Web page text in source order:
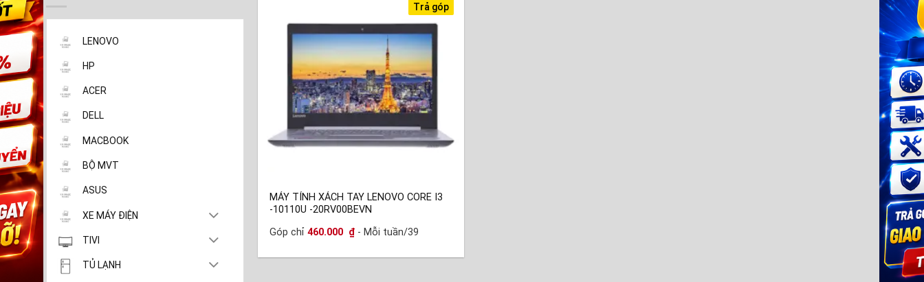
LENOVO
HP
ACER
DELL
MACBOOK
BỘ MVT
ASUS
XE MÁY ĐIỆN
TIVI
TỦ LẠNH
Trả góp
MÁY TÍNH XÁCH TAY LENOVO CORE I3
-10110U -20RV00BEVN
Góp chỉ 460.000 ₫ - Mỗi tuần/39